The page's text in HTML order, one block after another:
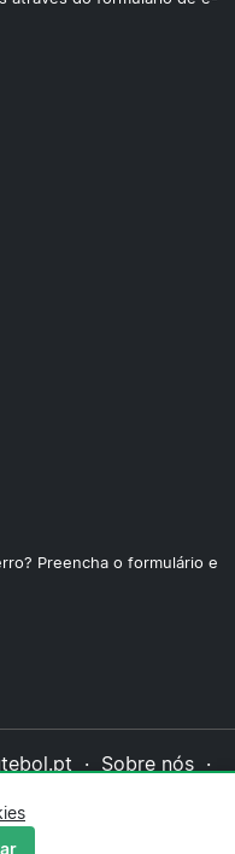
Preencha o formulário e
· Sobre nós ·
editorial